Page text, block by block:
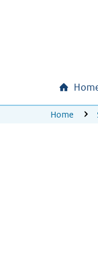
Hoofdnavigatie
U bevindt
Home